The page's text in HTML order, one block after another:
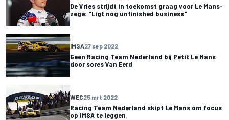
De Vries strijdt in toekomst graag voor Le Mans-
zege: "Ligt nog unfinished business"
IMSA27 sep 2022
Geen Racing Team Nederland bij Petit Le Mans
door sores Van Eerd
WEC25 mrt 2022
Racing Team Nederland skipt Le Mans om focus
op IMSA te leggen